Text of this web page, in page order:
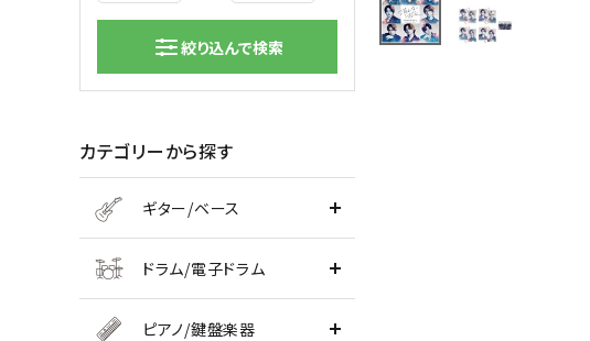
絞り込んで検索
カテゴリーから探す
ギター/ベース
ドラム/電子ドラム
ピアノ/鍵盤楽器